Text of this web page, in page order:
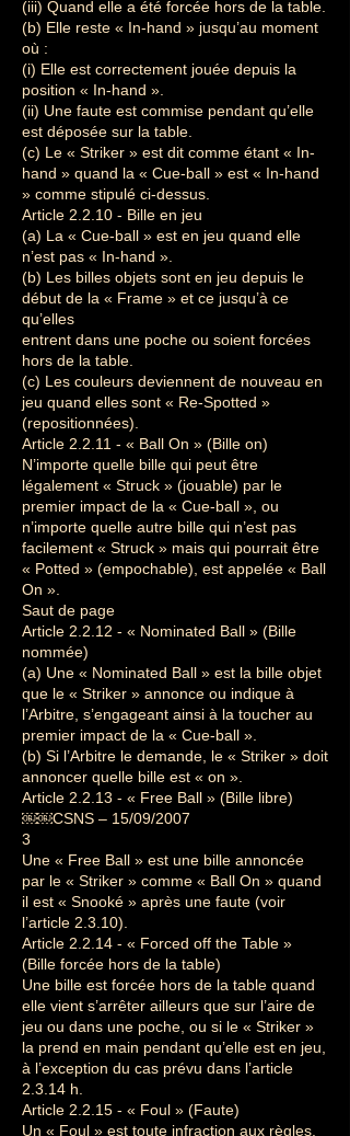
(iii) Quand elle a été forcée hors de la table.
(b) Elle reste « In-hand » jusqu’au moment
où :
(i) Elle est correctement jouée depuis la
position « In-hand ».
(ii) Une faute est commise pendant qu’elle
est déposée sur la table.
(c) Le « Striker » est dit comme étant « In-
hand » quand la « Cue-ball » est « In-hand
» comme stipulé ci-dessus.
Article 2.2.10 - Bille en jeu
(a) La « Cue-ball » est en jeu quand elle
n’est pas « In-hand ».
(b) Les billes objets sont en jeu depuis le
début de la « Frame » et ce jusqu’à ce
qu’elles
entrent dans une poche ou soient forcées
hors de la table.
(c) Les couleurs deviennent de nouveau en
jeu quand elles sont « Re-Spotted »
(repositionnées).
Article 2.2.11 - « Ball On » (Bille on)
N’importe quelle bille qui peut être
légalement « Struck » (jouable) par le
premier impact de la « Cue-ball », ou
n’importe quelle autre bille qui n’est pas
facilement « Struck » mais qui pourrait être
« Potted » (empochable), est appelée « Ball
On ».
Saut de page
Article 2.2.12 - « Nominated Ball » (Bille
nommée)
(a) Une « Nominated Ball » est la bille objet
que le « Striker » annonce ou indique à
l’Arbitre, s’engageant ainsi à la toucher au
premier impact de la « Cue-ball ».
(b) Si l’Arbitre le demande, le « Striker » doit
annoncer quelle bille est « on ».
Article 2.2.13 - « Free Ball » (Bille libre)
￼￼CSNS – 15/09/2007
3
Une « Free Ball » est une bille annoncée
par le « Striker » comme « Ball On » quand
il est « Snooké » après une faute (voir
l’article 2.3.10).
Article 2.2.14 - « Forced off the Table »
(Bille forcée hors de la table)
Une bille est forcée hors de la table quand
elle vient s’arrêter ailleurs que sur l’aire de
jeu ou dans une poche, ou si le « Striker »
la prend en main pendant qu’elle est en jeu,
à l’exception du cas prévu dans l’article
2.3.14 h.
Article 2.2.15 - « Foul » (Faute)
Un « Foul » est toute infraction aux règles.